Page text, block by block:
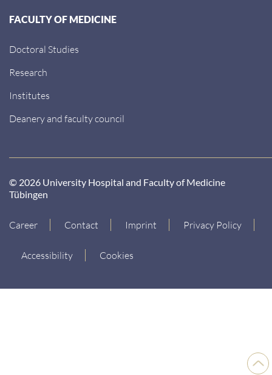
Back
to
FACULTY OF MEDICINE
Doctoral Studies
Research
Institutes
Deanery and faculty council
© 2026 University Hospital and Faculty of Medicine
Tübingen
Career Contact Imprint Privacy Policy
Accessibility Cookies